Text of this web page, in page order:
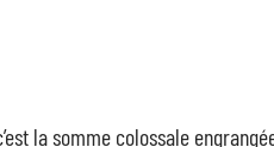
la somme colossale